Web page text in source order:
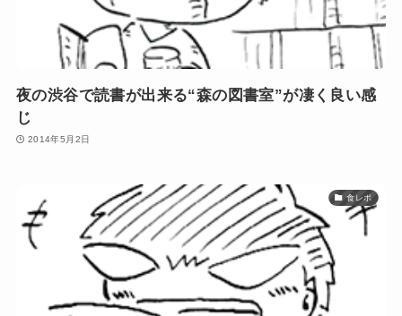
夜の渋谷で読書が出来る“森の図書室”が凄く良い感
じ
2014年5月2日
食レポ